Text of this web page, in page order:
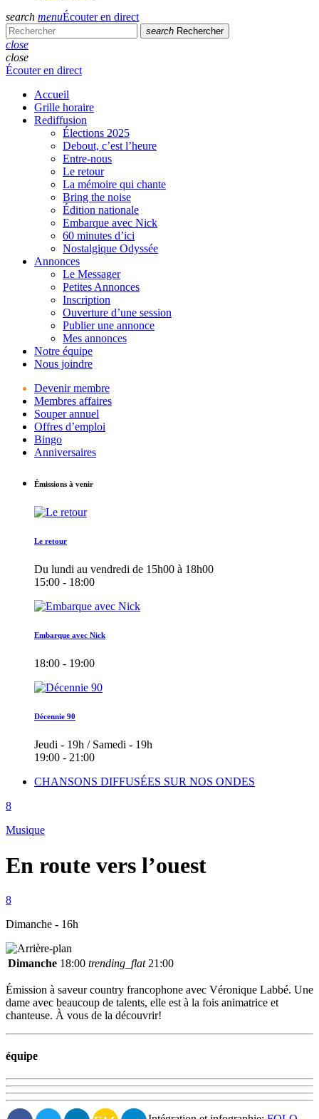
search menuÉcouter en direct
search Rechercher
close
close
Écouter en direct
Accueil
Grille horaire
Rediffusion
Élections 2025
Debout, c’est l’heure
Entre-nous
Le retour
La mémoire qui chante
Bring the noise
Édition nationale
Embarque avec Nick
60 minutes d’ici
Nostalgique Odyssée
Annonces
Le Messager
Petites Annonces
Inscription
Ouverture d’une session
Publier une annonce
Mes annonces
Notre équipe
Nous joindre
Devenir membre
Membres affaires
Souper annuel
Offres d’emploi
Bingo
Anniversaires
Émissions à venir
Le retour
Du lundi au vendredi de 15h00 à 18h00
15:00 - 18:00
Embarque avec Nick
18:00 - 19:00
Décennie 90
Jeudi - 19h / Samedi - 19h
19:00 - 21:00
CHANSONS DIFFUSÉES SUR NOS ONDES
Musique
En route vers l’ouest
Dimanche - 16h
Dimanche 18:00 trending_flat 21:00
Émission à saveur country francophone avec Véronique Labbé. Une
dame avec beaucoup de talents, elle est à la fois animatrice et
chanteuse. À vous de la découvrir!
équipe